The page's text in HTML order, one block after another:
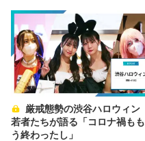
若者たちが語る「コロナ禍もも
う終わったし」